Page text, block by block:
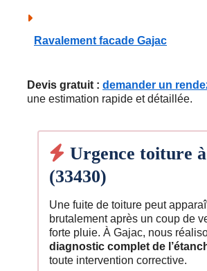
Ravalement facade Gajac
Devis gratuit : demander un
une estimation rapide et détaillée.
Urgence toiture
(33430)
Une fuite de toiture peut
brutalement après un coup de
forte pluie. À Gajac, nous
diagnostic complet de
toute intervention corrective.